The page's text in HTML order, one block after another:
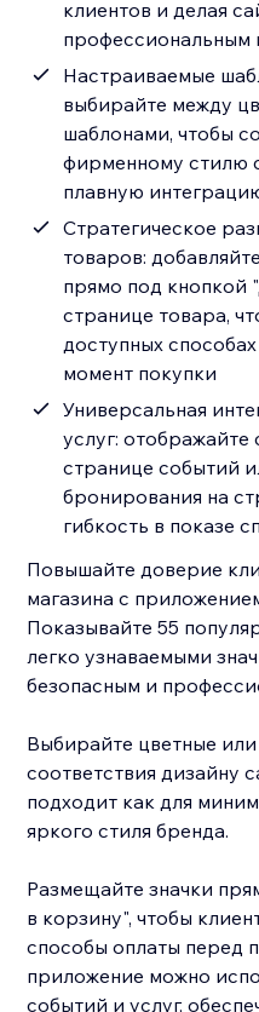
клиентов и делая
профессиональным
Настраиваемые
выбирайте между
шаблонами, чтобы
фирменному стилю
плавную
Стратегическое
товаров:
прямо под кнопкой
странице товара,
доступных
момент покупки
Универсальная
услуг:
странице событий
бронирования на
гибкость в показе
Повышайте доверие
магазина с
Показывайте 55
легко узнаваемыми
безопасным и
Выбирайте цветные
соответствия дизайну
подходит как для
яркого стиля бренда.
Размещайте значки
в корзину", чтобы
способы оплаты перед
приложение можно
событий и услуг,